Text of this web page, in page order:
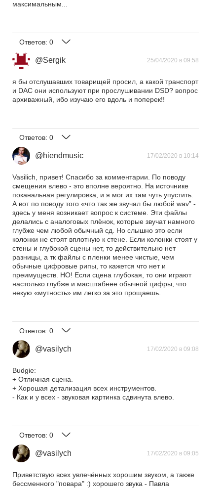
максимальным...
Ответов: 0
@Sergik 25/04/2020 в 09:58
я бы отслушавших товарищей просил, а какой транспорт
и DAC они используют при прослушивании DSD? вопрос
архиважный, ибо изучаю его вдоль и поперек!!
Ответов: 0
@hiendmusic 17/02/2020 в 10:14
Vasilich, привет! Спасибо за комментарии. По поводу
смещения влево - это вполне вероятно. На источнике
поканальная регулировка, и я мог их там чуть упустить.
А вот по поводу того «что так же звучал бы любой wav” -
здесь у меня возникает вопрос к системе. Эти файлы
делались с аналоговых плёнок, которые звучат намного
глубже чем любой обычный сд. Но слышно это если
колонки не стоят вплотную к стене. Если колонки стоят у
стены и глубокой сцены нет, то действительно нет
разницы, а тк файлы с пленки менее чистые, чем
обычные цифровые рипы, то кажется что нет и
преимуществ. НО! Если сцена глубокая, то они играют
настолько глубже и масштабнее обычной цифры, что
некую «мутность» им легко за это прощаешь.
Ответов: 0
@vasilych 17/02/2020 в 09:08
Budgie:
+ Отличная сцена.
+ Хорошая детализация всех инструментов.
- Как и у всех - звуковая картинка сдвинута влево.
Ответов: 0
@vasilych 17/02/2020 в 09:05
Приветствую всех увлечённых хорошим звуком, а также
бессменного "повара" :) хорошего звука - Павла